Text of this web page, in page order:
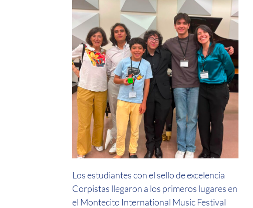
Los estudiantes con el sello de excelencia
Corpistas llegaron a los primeros lugares en
el Montecito International Music Festival